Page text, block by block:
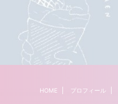
HOME プロフィール